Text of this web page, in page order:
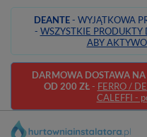
DEANTE- WYJĄTKOWA
- WSZYSTKIE
ABY
DARMOWA DOSTAWA
OD 200 ZŁ- FERRO /
CALEFFI -